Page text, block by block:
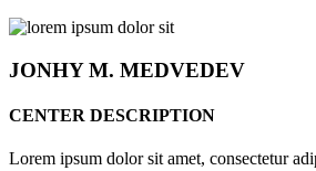
JONHYM. MEDVEDEV
CENTER DESCRIPTION
Lorem ipsum dolor sit amet, consectetur